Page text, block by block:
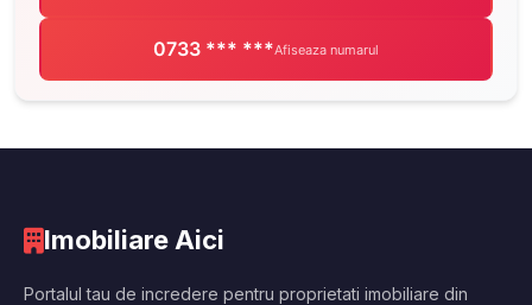
0733 *** ***Afiseaza numarul
Imobiliare Aici
Portalul tau de incredere pentru proprietati imobiliare din